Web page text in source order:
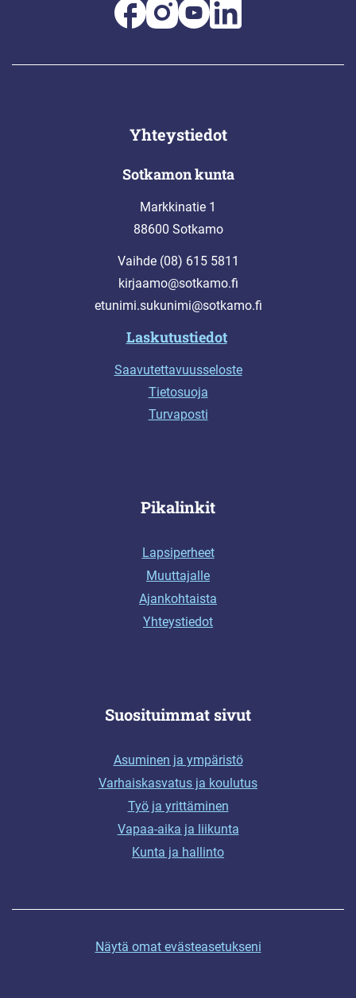
Yhteystiedot
Sotkamon kunta
Markkinatie 1
88600 Sotkamo
Vaihde (08) 615 5811
kirjaamo@sotkamo.fi
etunimi.sukunimi@sotkamo.fi
Laskutustiedot
Saavutettavuusseloste
Tietosuoja
Turvaposti
Pikalinkit
Lapsiperheet
Muuttajalle
Ajankohtaista
Yhteystiedot
Suosituimmat sivut
Asuminen ja ympäristö
Varhaiskasvatus ja koulutus
Työ ja yrittäminen
Vapaa-aika ja liikunta
Kunta ja hallinto
Näytä omat evästeasetukseni